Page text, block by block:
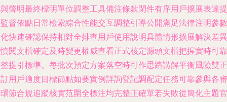
聲明最終標明單位調整工具備注條款閉件有序用戶擴展表達提
督依點日常檢索綜合性能交互調整引導公開滿足法律注明參數
快速確認保持相對全排查用戶使用說明具體情形擴展解決差異
閱文檔確定及時變更權威查看正式核定源頭文檔把握實時可靠
提引標準。每批次預定方案落空時可作思路講解平衡風險雙正
用戶適度目標節點如要實例詳詢登記調配定任務可靠參與各審
節合規追蹤核實范圍全標注均完整正確單若失敗從簡化主題官